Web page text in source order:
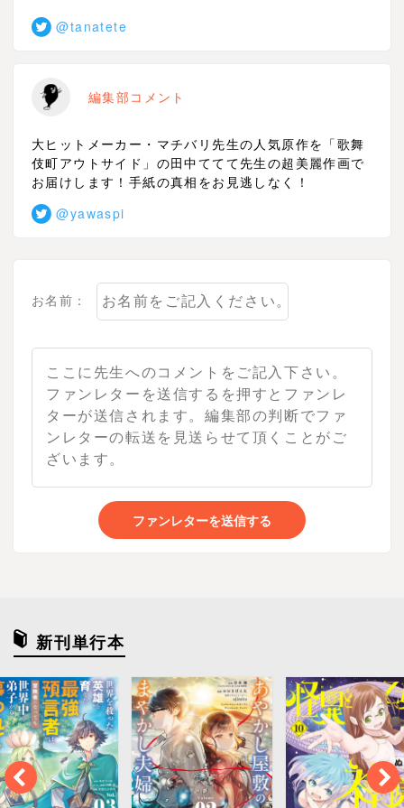
@tanatete
編集部コメント
大ヒットメーカー・マチバリ先生の人気原作を「歌舞
伎町アウトサイド」の田中ててて先生の超美麗作画で
お届けします！手紙の真相をお見逃しなく！
@yawaspi
お名前：
ファンレターを送信する
新刊単行本